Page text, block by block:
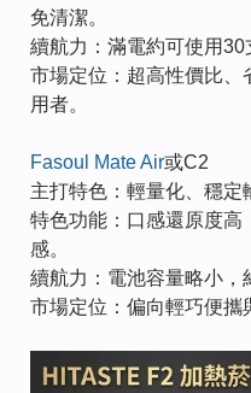
免清潔。
續航力：滿電約可使用30
市場定位：超高性價比、
用者。
Fasoul Mate Air或C2
主打特色：輕量化、穩定
特色功能：口感還原度高
感。
續航力：電池容量略小，
市場定位：偏向輕巧便攜